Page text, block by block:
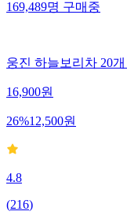
169,489명구매중
웅진 하늘보리차 20
16,900원
26%12,500원
4.8
(216)